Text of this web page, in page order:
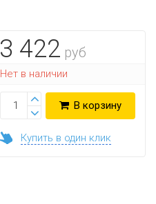
3 422 руб
Нет в наличии
В корзину
Купить в один клик